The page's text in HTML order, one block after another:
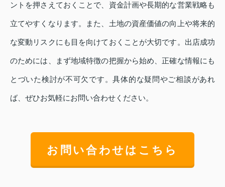
ントを押さえておくことで、資金計画や長期的な営業戦略も
立てやすくなります。また、土地の資産価値の向上や将来的
な変動リスクにも目を向けておくことが大切です。出店成功
のためには、まず地域特徴の把握から始め、正確な情報にも
とづいた検討が不可欠です。具体的な疑問やご相談があれ
ば、ぜひお気軽にお問い合わせください。
お問い合わせはこちら